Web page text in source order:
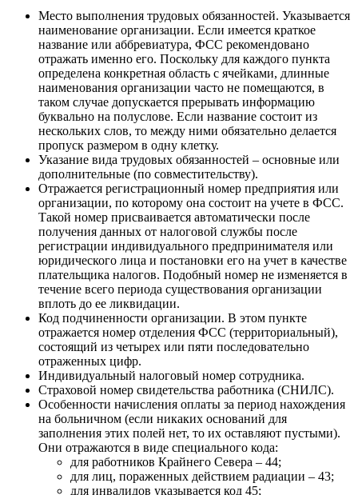
Место выполнения трудовых обязанностей. Указывается
наименование организации. Если имеется краткое
название или аббревиатура, ФСС рекомендовано
отражать именно его. Поскольку для каждого пункта
определена конкретная область с ячейками, длинные
наименования организации часто не помещаются, в
таком случае допускается прерывать информацию
буквально на полуслове. Если название состоит из
нескольких слов, то между ними обязательно делается
пропуск размером в одну клетку.
Указание вида трудовых обязанностей – основные или
дополнительные (по совместительству).
Отражается регистрационный номер предприятия или
организации, по которому она состоит на учете в ФСС.
Такой номер присваивается автоматически после
получения данных от налоговой службы после
регистрации индивидуального предпринимателя или
юридического лица и постановки его на учет в качестве
плательщика налогов. Подобный номер не изменяется в
течение всего периода существования организации
вплоть до ее ликвидации.
Код подчиненности организации. В этом пункте
отражается номер отделения ФСС (территориальный),
состоящий из четырех или пяти последовательно
отраженных цифр.
Индивидуальный налоговый номер сотрудника.
Страховой номер свидетельства работника (СНИЛС).
Особенности начисления оплаты за период нахождения
на больничном (если никаких оснований для
заполнения этих полей нет, то их оставляют пустыми).
Они отражаются в виде специального кода:
для работников Крайнего Севера – 44;
для лиц, пораженных действием радиации – 43;
для инвалидов указывается код 45;